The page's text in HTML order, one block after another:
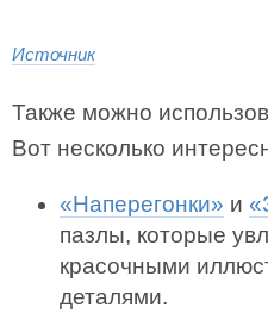
Источник
Также можно
Вот несколько
«Наперегонки» и
пазлы, которые
красочными
деталями.